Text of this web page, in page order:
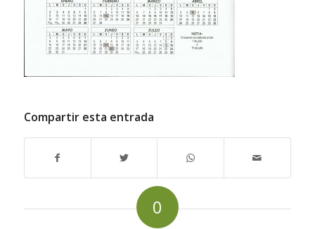
Compartir esta entrada
0